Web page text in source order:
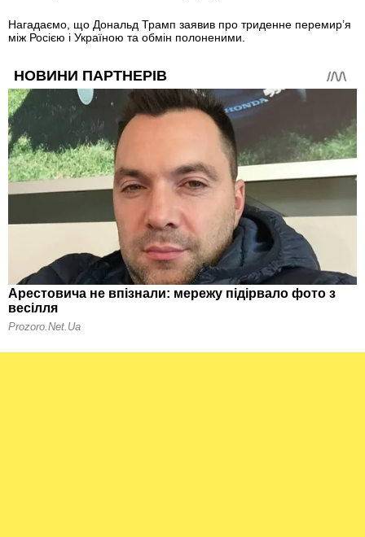
Нагадаємо, що Дональд Трамп заявив про триденне перемир’я
між Росією і Україною та обмін полоненими.